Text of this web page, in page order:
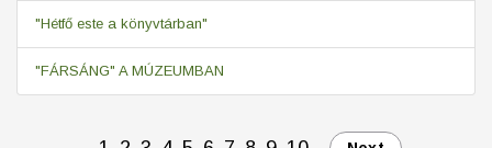
"Hétfő este a könyvtárban"
"FÁRSÁNG" A MÚZEUMBAN